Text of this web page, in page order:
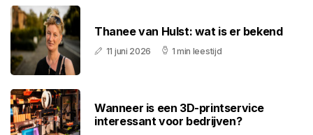
Thanee van Hulst: wat is er bekend
11 juni 2026 1 min leestijd
Wanneer is een 3D-printservice
interessant voor bedrijven?